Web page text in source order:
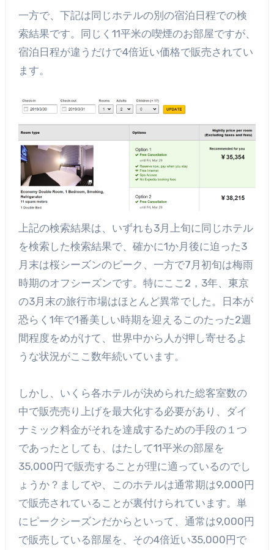
一方で、下記は同じホテルの別の宿泊日程での検
索結果です。同じく11平米の喫煙のお部屋ですが、
宿泊日程が違うだけで4倍近い価格で販売されてい
ます。
上記の検索結果は、いずれも3月上旬に同じホテル
を検索した検索結果で、確かに1か月後に迫った3
月末は桜シーズンのピーク、一方で7月初旬は梅雨
時期のオフシーズンです。特にここ2，3年、東京
の3月末の旅行市場はほとんど異常でした。日本が
恐らく1年で1番美しい時期を迎えるこのたった2週
間程度をめがけて、世界中から人が押し寄せるよ
うな状況がここ数年続いています。
しかし、いくら各ホテルが決められた総客室数の
中で販売売り上げを最大化する必要があり、ダイ
ナミック料金がそれを達成するための手段の１つ
であったとしても、はたして11平米の部屋を
35,000円で販売することが理に適っているのでし
ょうか？ましてや、このホテルは通常期は9,000円
で販売されていることが裏付けられています。単
にピークシーズンだからといって、通常は9,000円
で販売している部屋を、その4倍近い35,000円で